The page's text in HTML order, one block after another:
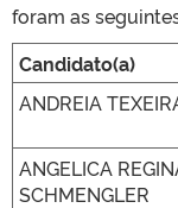
foram as
Candidato(a)
ANDREIA
ANGELICA
SCHMENGLER